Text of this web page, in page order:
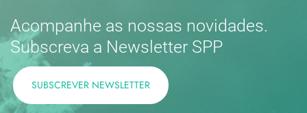
Acompanhe as nossas novidades.
Subscreva a Newsletter SPP
SUBSCREVER NEWSLETTER